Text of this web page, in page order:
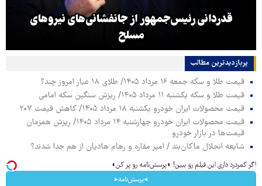
قدردانی رئیس‌جمهور از جانفشانی‌های نیروهای
مسلح
پربازدیدترین‌ مطالب
قیمت طلا و سکه جمعه ۱۶ مرداد ۱۴۰۵/ طلای ۱۸ عیار امروز چند؟
قیمت طلا و سکه یکشنبه ۱۱ مرداد ۱۴۰۵/ ریزش سنگین سکه امامی
قیمت محصولات ایران خودرو یکشنبه ۱۸ مرداد ۱۴۰۵/ کاهش قیمت ۲۰۷
قیمت محصولات ایران خودرو چهارشنبه ۱۴ مرداد ۱۴۰۵/ ریزش همزمان
قیمت‌ها در بازار خودرو
شایعه انحلال ماکان‌بند / امیر مقاره و رهام هادیان از هم جدا شدند؟
اگر کمردرد داری این فیلم رو ببین! ◗پرسش‌نامه رو پر کن◖
◂پرسش‌نامه▸